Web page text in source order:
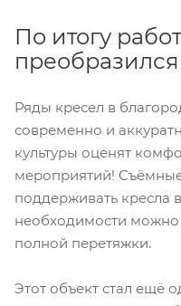
По итогу
Ряды кресел в
современно и
культуры оценят
мероприятий!
поддерживать кресла
необходимости можно
полной перетяжки.
Этот объект стал ещё